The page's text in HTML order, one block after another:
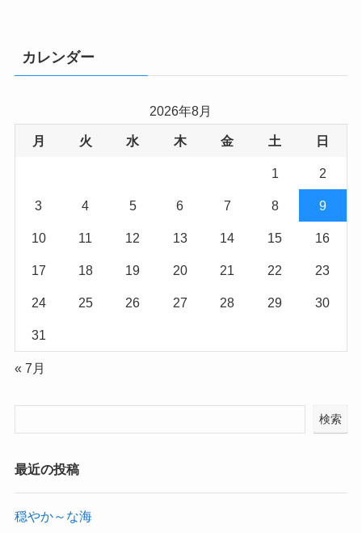
カレンダー
2026年8月
月 火 水 木 金 土 日
1 2
3 4 5 6 7 8 9
10 11 12 13 14 15 16
17 18 19 20 21 22 23
24 25 26 27 28 29 30
31
« 7月
検索
最近の投稿
穏やか～な海